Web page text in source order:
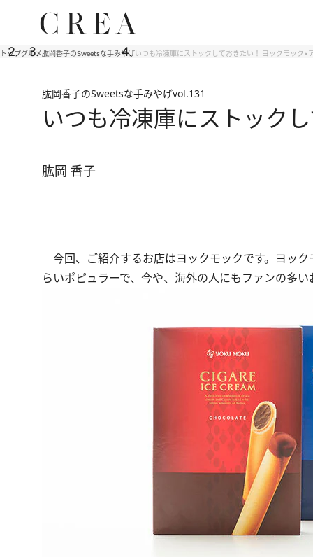
トップグルメ肱岡香子のSweetsな手みやげいつも冷凍庫にストックしておきたい！ ヨックモック×
肱岡香子のSweetsな手みやげvol.131
いつも冷凍庫にストック
肱岡 香子
今回、ご紹介するお店はヨックモックです。ヨッ
らいポピュラーで、今や、海外の人にもファンの多い